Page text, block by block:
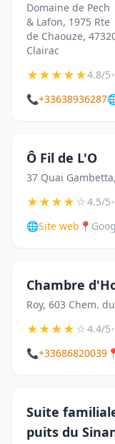
Domaine de Pech
& Lafon, 1975 Rte
de Chaouze,
Clairac
★★★★★4.8/5•
📞+33638936287
Ô Fil de L'O
37 Quai
★★★★☆4.5/5•
🌐Site web 📍
Chambre
Roy, 603 Chem.
★★★★☆4.4/5•
📞+33686820039
Suite
puits du